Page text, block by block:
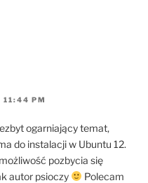
11:44 PM
ogarniający temat,
do instalacji w Ubuntu 12.
pozbycia się
autor psioczy
Polecam